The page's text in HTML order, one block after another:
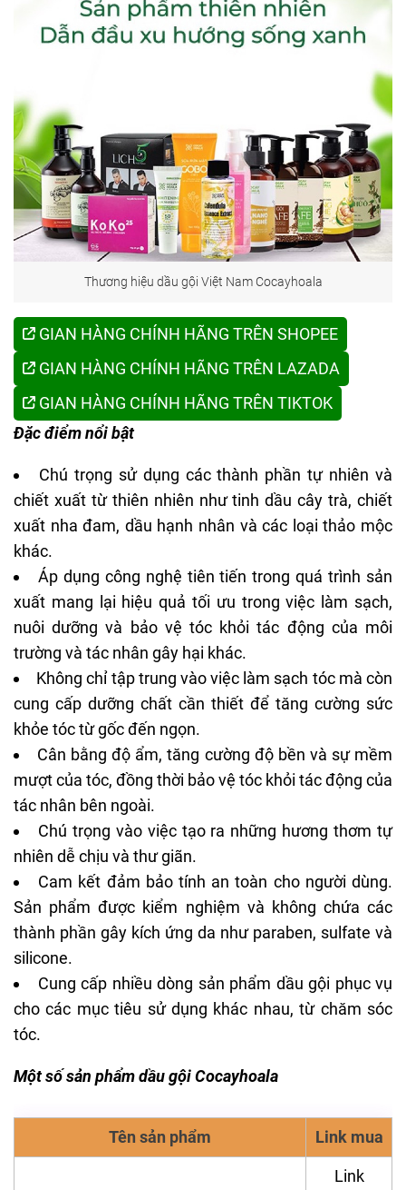
Thương hiệu dầu gội Việt Nam Cocayhoala
GIAN HÀNG CHÍNH HÃNG TRÊN SHOPEE
GIAN HÀNG CHÍNH HÃNG TRÊN LAZADA
GIAN HÀNG CHÍNH HÃNG TRÊN TIKTOK
Đặc điểm nổi bật
Chú trọng sử dụng các thành phần tự nhiên và
chiết xuất từ thiên nhiên như tinh dầu cây trà, chiết
xuất nha đam, dầu hạnh nhân và các loại thảo mộc
khác.
Áp dụng công nghệ tiên tiến trong quá trình sản
xuất mang lại hiệu quả tối ưu trong việc làm sạch,
nuôi dưỡng và bảo vệ tóc khỏi tác động của môi
trường và tác nhân gây hại khác.
Không chỉ tập trung vào việc làm sạch tóc mà còn
cung cấp dưỡng chất cần thiết để tăng cường sức
khỏe tóc từ gốc đến ngọn.
Cân bằng độ ẩm, tăng cường độ bền và sự mềm
mượt của tóc, đồng thời bảo vệ tóc khỏi tác động của
tác nhân bên ngoài.
Chú trọng vào việc tạo ra những hương thơm tự
nhiên dễ chịu và thư giãn.
Cam kết đảm bảo tính an toàn cho người dùng.
Sản phẩm được kiểm nghiệm và không chứa các
thành phần gây kích ứng da như paraben, sulfate và
silicone.
Cung cấp nhiều dòng sản phẩm dầu gội phục vụ
cho các mục tiêu sử dụng khác nhau, từ chăm sóc
tóc.
Một số sản phẩm dầu gội Cocayhoala
Tên sản phẩm Link mua
Link